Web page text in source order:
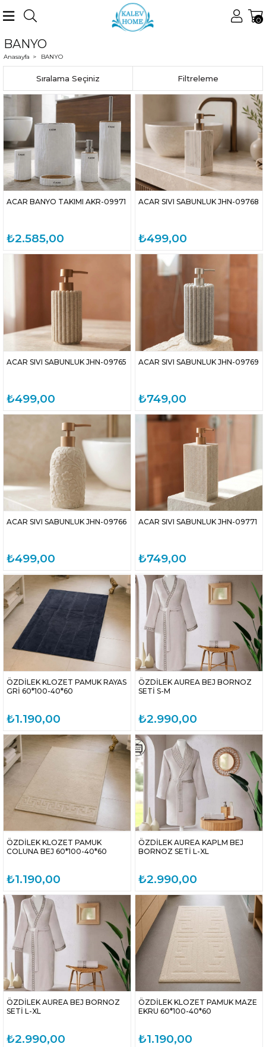
0
BANYO
Anasayfa BANYO
Filtreleme
Sıralama
ACAR BANYO TAKIMI AKR-09971
₺2.585,00
ACAR SIVI SABUNLUK JHN-09768
₺499,00
ACAR SIVI SABUNLUK JHN-09765
₺499,00
ACAR SIVI SABUNLUK JHN-09769
₺749,00
ACAR SIVI SABUNLUK JHN-09766
₺499,00
ACAR SIVI SABUNLUK JHN-09771
₺749,00
ÖZDİLEK KLOZET PAMUK RAYAS
GRİ 60*100-40*60
₺1.190,00
ÖZDİLEK AUREA BEJ BORNOZ
SETİ S-M
₺2.990,00
ÖZDİLEK KLOZET PAMUK
COLUNA BEJ 60*100-40*60
₺1.190,00
ÖZDİLEK AUREA KAPLM BEJ
BORNOZ SETİ L-XL
₺2.990,00
ÖZDİLEK AUREA BEJ BORNOZ
SETİ L-XL
₺2.990,00
ÖZDİLEK KLOZET PAMUK MAZE
EKRU 60*100-40*60
₺1.190,00